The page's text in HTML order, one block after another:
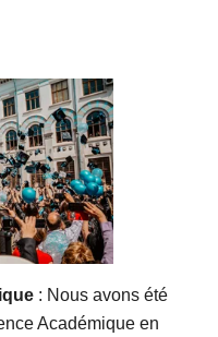
: Nous avons été
Académique en